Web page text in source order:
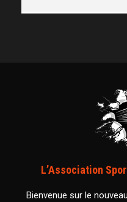
L’Association
Bienvenue sur le